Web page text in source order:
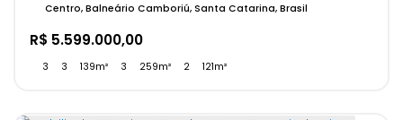
R$ 5.599.000,00
Centro, Balneário Camboriú, Santa Catarina, Brasil
3 3 139m² 3 259m² 2 121m²